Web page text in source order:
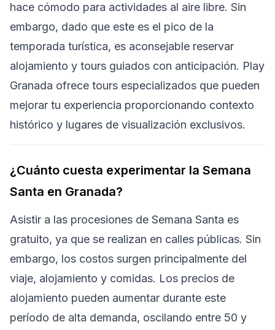
hace cómodo para actividades al aire libre. Sin
embargo, dado que este es el pico de la
temporada turística, es aconsejable reservar
alojamiento y tours guiados con anticipación. Play
Granada ofrece tours especializados que pueden
mejorar tu experiencia proporcionando contexto
histórico y lugares de visualización exclusivos.
¿Cuánto cuesta experimentar la Semana
Santa en Granada?
Asistir a las procesiones de Semana Santa es
gratuito, ya que se realizan en calles públicas. Sin
embargo, los costos surgen principalmente del
viaje, alojamiento y comidas. Los precios de
alojamiento pueden aumentar durante este
período de alta demanda, oscilando entre 50 y